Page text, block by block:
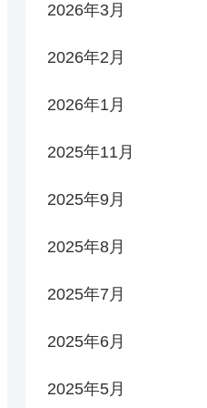
2026年3月
2026年2月
2026年1月
2025年11月
2025年9月
2025年8月
2025年7月
2025年6月
2025年5月